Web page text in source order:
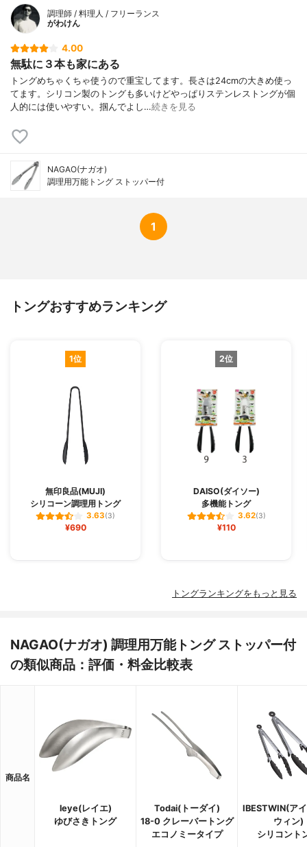
調理師 / 料理人 / フリーランス
がわけん
4.00
無駄に３本も家にある
トングめちゃくちゃ使うので重宝してます。長さは24cmの大きめ使っ
てます。シリコン製のトングも多いけどやっぱりステンレストングが個
人的には使いやすい。掴んでよし…続きを見る
NAGAO(ナガオ)
調理用万能トング ストッパー付
1
トングおすすめランキング
1位
無印良品(MUJI)
シリコーン調理用トング
3.63(3)
¥690
2位
DAISO(ダイソー)
多機能トング
3.62(3)
¥110
トングランキングをもっと見る
NAGAO(ナガオ) 調理用万能トング ストッパー付
の類似商品：評価・料金比較表
商品名
leye(レイエ)
ゆびさきトング
Todai(トーダイ)
18-0 クレーバートング
エコノミータイプ
IBESTWIN(ア
ウィン)
シリコント